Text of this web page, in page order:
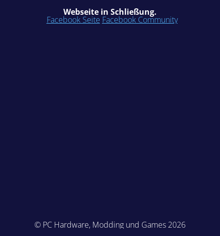
Webseite in Schließung.
Facebook Seite Facebook Community
© PC Hardware, Modding und Games 2026